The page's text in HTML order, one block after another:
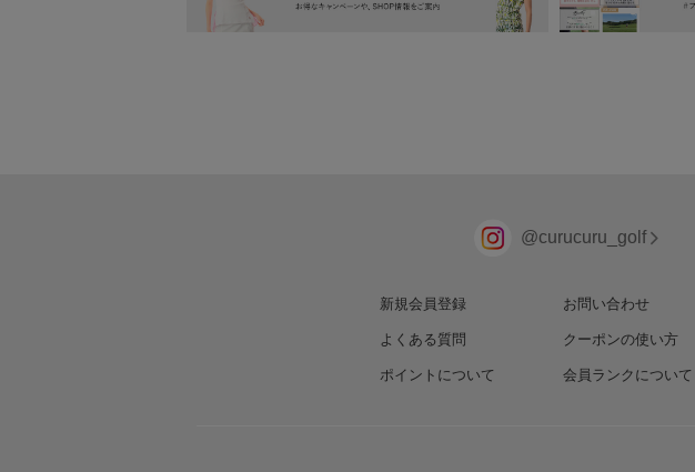
@curucuru_golf
新規会員登録 お問い合わせ
よくある質問 クーポンの使い方
ポイントについて 会員ランクについて